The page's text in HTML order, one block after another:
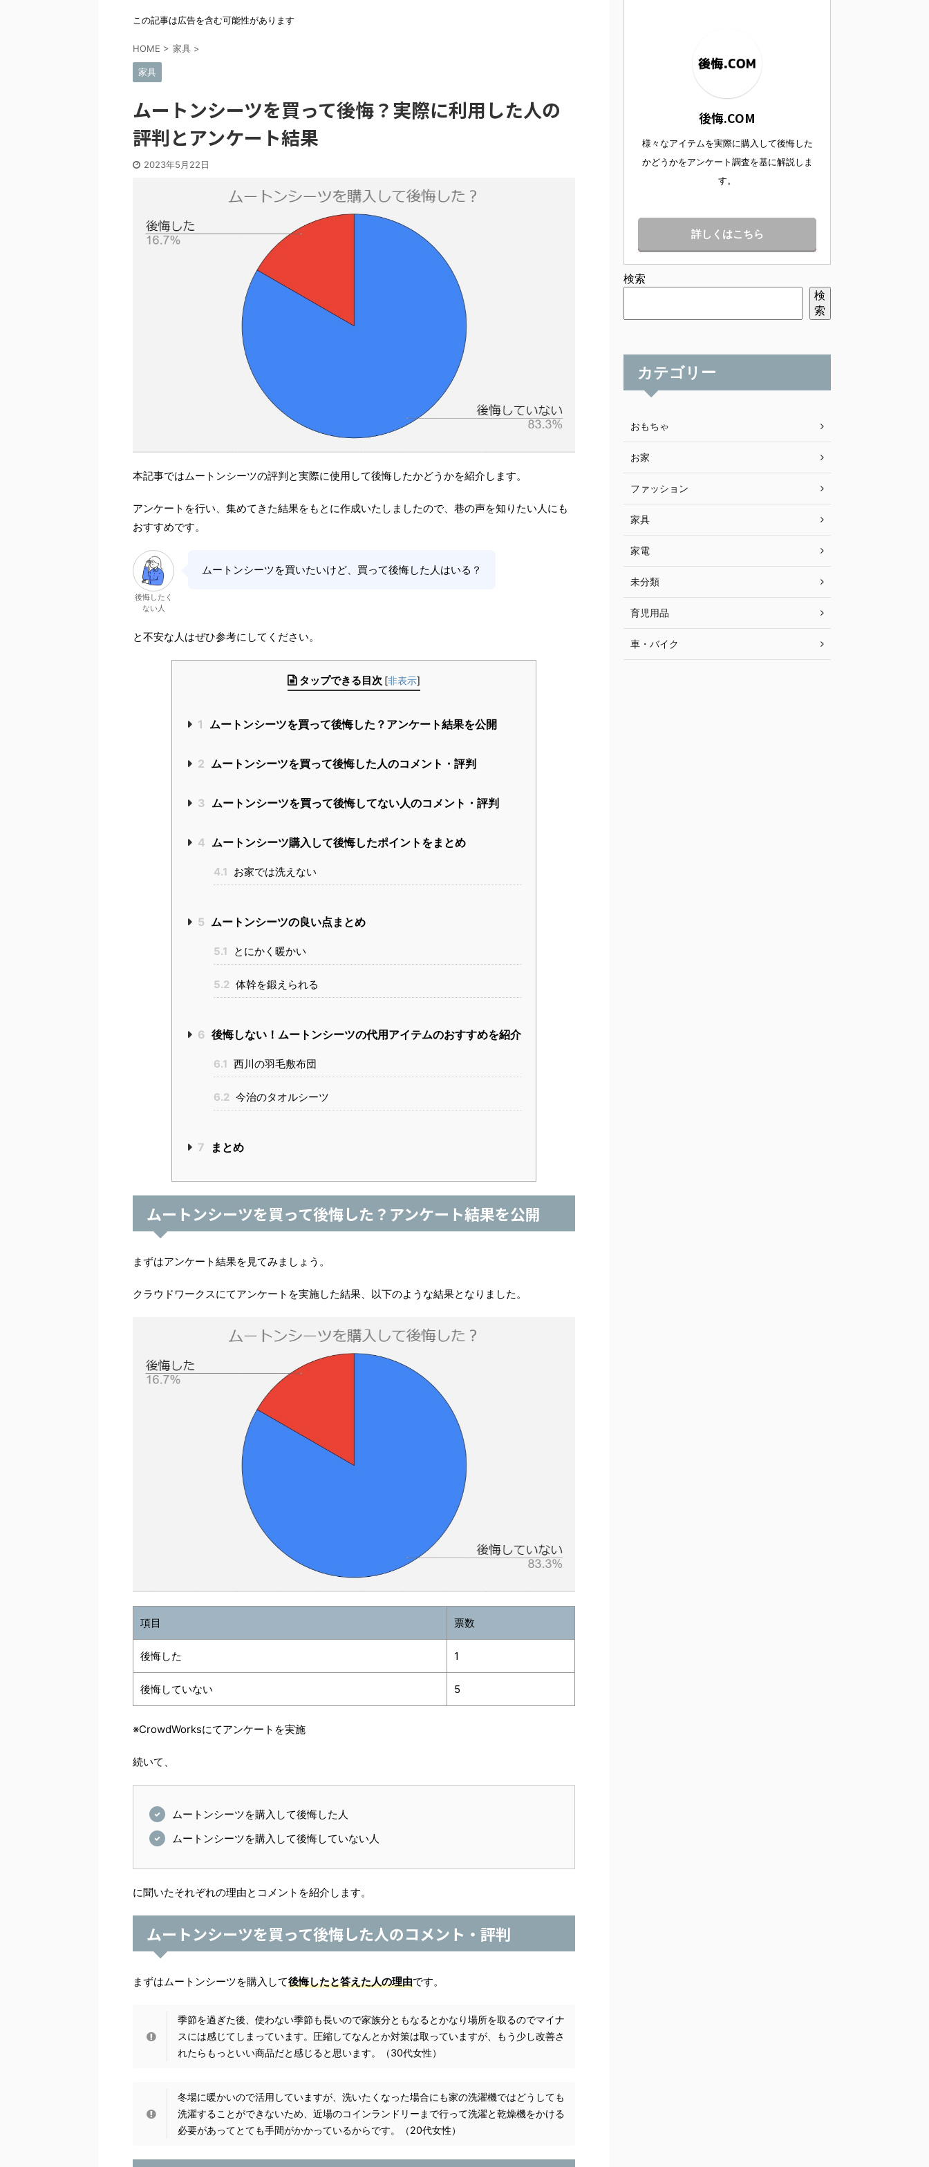
この記事は広告を含む可能性があります
HOME > 家具 >
家具
ムートンシーツを買って後悔？実際に利用した人の
評判とアンケート結果
2023年5月22日
本記事ではムートンシーツの評判と実際に使用して後悔したかどうかを紹介します。
アンケートを行い、集めてきた結果をもとに作成いたしましたので、巷の声を知りたい人にも
おすすめです。
後悔したく
ない人
ムートンシーツを買いたいけど、買って後悔した人はいる？
と不安な人はぜひ参考にしてください。
タップできる目次 [非表示]
1 ムートンシーツを買って後悔した？アンケート結果を公開
2 ムートンシーツを買って後悔した人のコメント・評判
3 ムートンシーツを買って後悔してない人のコメント・評判
4 ムートンシーツ購入して後悔したポイントをまとめ
4.1 お家では洗えない
5 ムートンシーツの良い点まとめ
5.1 とにかく暖かい
5.2 体幹を鍛えられる
6 後悔しない！ムートンシーツの代用アイテムのおすすめを紹介
6.1 西川の羽毛敷布団
6.2 今治のタオルシーツ
7 まとめ
ムートンシーツを買って後悔した？アンケート結果を公開
まずはアンケート結果を見てみましょう。
クラウドワークスにてアンケートを実施した結果、以下のような結果となりました。
項目 票数
後悔した 1
後悔していない 5
※CrowdWorksにてアンケートを実施
続いて、
ムートンシーツを購入して後悔した人
ムートンシーツを購入して後悔していない人
に聞いたそれぞれの理由とコメントを紹介します。
ムートンシーツを買って後悔した人のコメント・評判
まずはムートンシーツを購入して後悔したと答えた人の理由です。
季節を過ぎた後、使わない季節も長いので家族分ともなるとかなり場所を取るのでマイナ
スには感じてしまっています。圧縮してなんとか対策は取っていますが、もう少し改善さ
れたらもっといい商品だと感じると思います。（30代女性）
冬場に暖かいので活用していますが、洗いたくなった場合にも家の洗濯機ではどうしても
洗濯することができないため、近場のコインランドリーまで行って洗濯と乾燥機をかける
必要があってとても手間がかかっているからです。（20代女性）
後悔.COM
様々なアイテムを実際に購入して後悔した
かどうかをアンケート調査を基に解説しま
す。
詳しくはこちら
検索
検
索
カテゴリー
おもちゃ
お家
ファッション
家具
家電
未分類
育児用品
車・バイク